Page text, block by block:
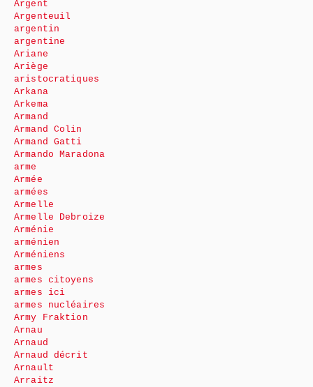
Argent
Argenteuil
argentin
argentine
Ariane
Ariège
aristocratiques
Arkana
Arkema
Armand
Armand Colin
Armand Gatti
Armando Maradona
arme
Armée
armées
Armelle
Armelle Debroize
Arménie
arménien
Arméniens
armes
armes citoyens
armes ici
armes nucléaires
Army Fraktion
Arnau
Arnaud
Arnaud décrit
Arnault
Arraitz